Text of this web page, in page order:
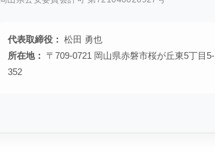
代表取締役： 松田 勇也
所在地：
〒709-0721 岡山県赤磐市桜が丘東5丁目5-
352